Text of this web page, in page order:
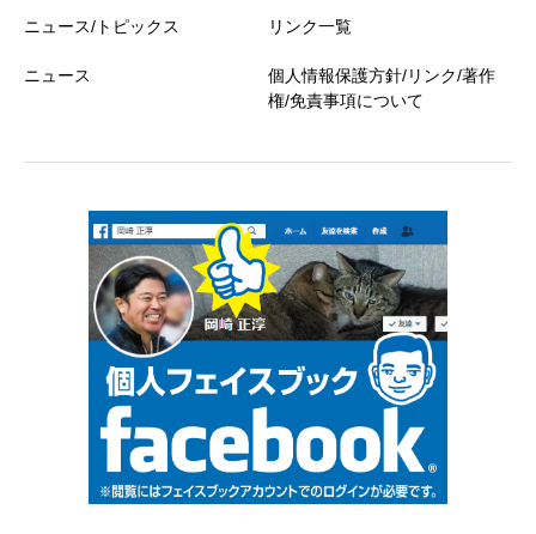
ニュース/トピックス
ニュース
リンク一覧
個人情報保護方針/リンク/著作
権/免責事項について